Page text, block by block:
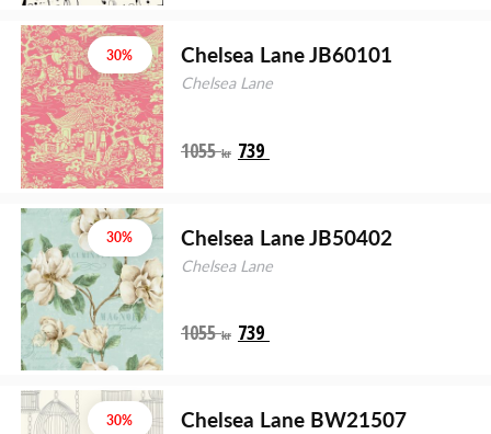
30% Chelsea Lane JB60101
Chelsea Lane
1055kr 739
30% Chelsea Lane JB50402
Chelsea Lane
1055kr 739
30% Chelsea Lane BW21507